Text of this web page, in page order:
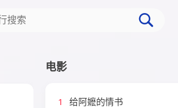
电影
1
给阿嬷的情书